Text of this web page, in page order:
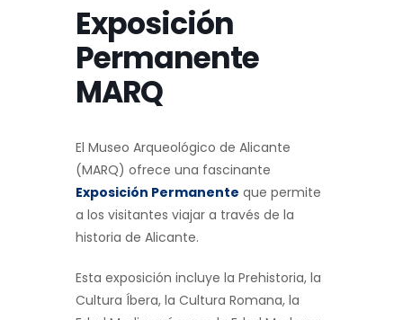
Exposición
Permanente
MARQ
El Museo Arqueológico de Alicante
(MARQ) ofrece una fascinante
Exposición Permanente que permite
a los visitantes viajar a través de la
historia de Alicante.
Esta exposición incluye la Prehistoria, la
Cultura Íbera, la Cultura Romana, la